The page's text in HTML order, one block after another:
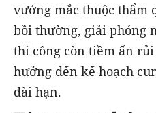
vướng mắc thuộc thẩm
bồi thường, giải phóng
thi công còn tiềm ẩn
hưởng đến kế hoạch
dài hạn.